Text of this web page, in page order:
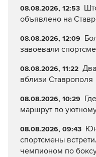
08.08.2026, 12:53
объявлено на
08.08.2026, 12:09
завоевали
08.08.2026, 11:22
вблизи Ставрополя
08.08.2026, 10:29
маршрут по
08.08.2026, 09:43
спортсмены
чемпионом по